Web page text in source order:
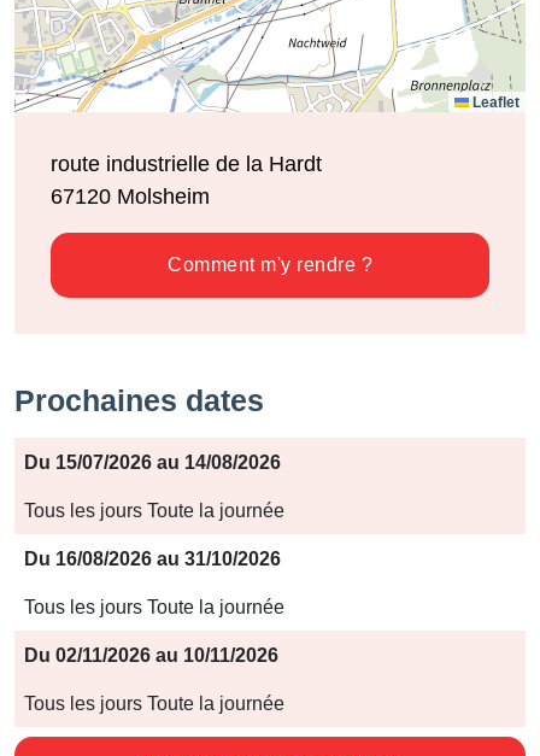
Leaflet
route industrielle de la Hardt
67120 Molsheim
Comment m'y rendre ?
Prochaines dates
Période
Jours
Horaires
Du 15/07/2026 au 14/08/2026
Tous les jours Toute la journée
Du 16/08/2026 au 31/10/2026
Tous les jours Toute la journée
Du 02/11/2026 au 10/11/2026
Tous les jours Toute la journée